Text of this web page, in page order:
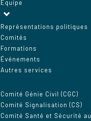
Équipe
Représentations politiques
Comités
Formations
Événements
Autres services
Comité Génie Civil (CGC)
Comité Signalisation (CS)
Comité Santé et Sécurité au